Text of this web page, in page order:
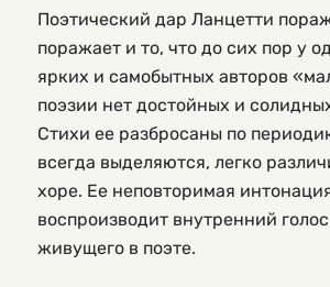
Поэтический дар Ланцетти
поражает и то, что до сих пор у
ярких и самобытных авторов
поэзии нет достойных и
Стихи ее разбросаны по
всегда выделяются, легко
хоре. Ее неповторимая
воспроизводит внутренний
живущего в поэте.